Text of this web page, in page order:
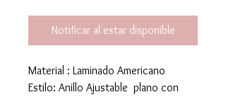
Notificar al estar disponible
Material : Laminado Americano
Estilo: Anillo Ajustable plano con